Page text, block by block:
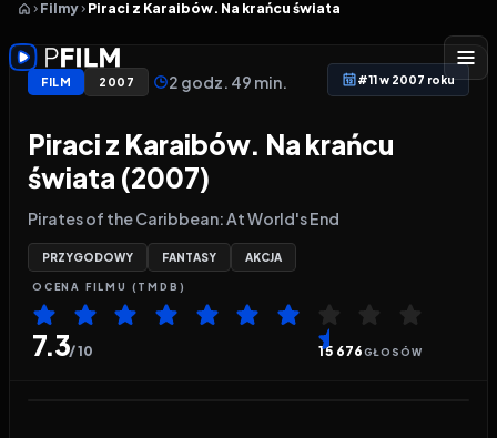
Filmy Piraci z Karaibów. Na krańcu świata
FILM 2007 2 godz. 49 min. #11 w 2007 roku
Piraci z Karaibów. Na krańcu
świata (2007)
Pirates of the Caribbean: At World's End
PRZYGODOWY FANTASY AKCJA
OCENA FILMU (TMDB)
7.3/ 10 15 676GŁOSÓW